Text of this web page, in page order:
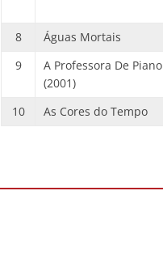
8
Águas Mortais
9
A Professora De Piano
(2001)
10 As Cores do Tempo